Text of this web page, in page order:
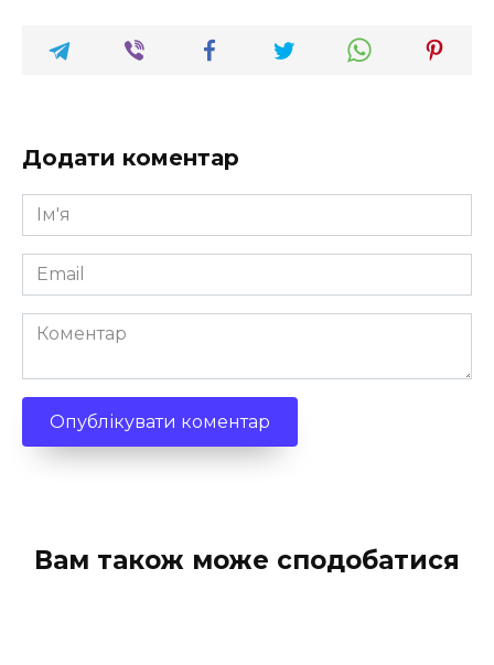
Додати коментар
Ім'я
*
Email
*
Коментар
Вам також може сподобатися